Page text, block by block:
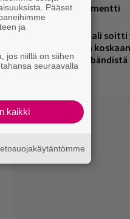
kuussa dokumentti
Eppu Normaali
konserttinsa
dokumentti bändistä
Pääset
ja
jos niillä on siihen
seuraavalla
kaikki